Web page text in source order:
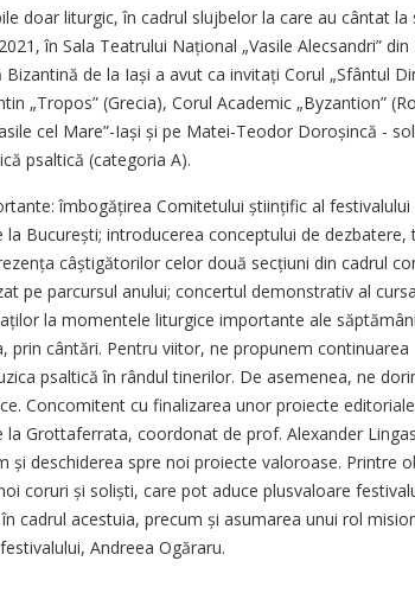
doar liturgic, în cadrul slujbelor la care au cântat la
în Sala Teatrului Național „Vasile Alecsandri” din
de la Iași a avut ca invitați Corul „Sfântul
„Tropos” (Grecia), Corul Academic „Byzantion”
cel Mare”-Iași și pe Matei-Teodor Doroșincă -
psaltică (categoria A).
îmbogățirea Comitetului științific al festivalului
București; introducerea conceptului de dezbatere,
câști­gă­torilor celor două secțiuni din cadrul
pe parcursul anului; concertul demonstrativ al
la momentele liturgice importante ale
prin cântări. Pentru viitor, ne propunem continuarea
psaltică în rândul tinerilor. De asemenea, ne
Concomitent cu finalizarea unor proiecte
Grottaferrata, coordonat de prof. Alexander
deschiderea spre noi proiecte valoroase. Printre
coruri și soliști, care pot aduce plusvaloare
cadrul acestuia, precum și asumarea unui rol
Andreea Ogăraru.